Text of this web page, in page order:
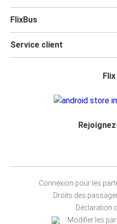
FlixBus
Service client
Connexion pour les
Droits des
Déclaration
Modifier les